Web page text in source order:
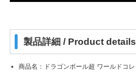
製品詳細 / Product details
商品名：ドラゴンボール超 ワールドコ